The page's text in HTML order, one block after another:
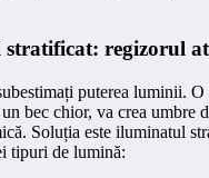
regizorul
puterea luminii. O
bec chior, va crea umbre
Soluția este iluminatul
tipuri de lumină: